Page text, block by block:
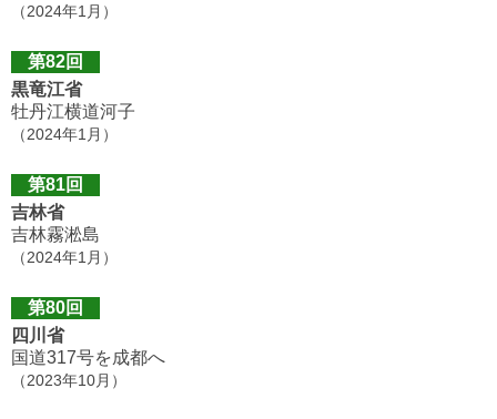
（2024年1月）
第82回
黒竜江省
牡丹江横道河子
（2024年1月）
第81回
吉林省
吉林霧淞島
（2024年1月）
第80回
四川省
国道317号を成都へ
（2023年10月）